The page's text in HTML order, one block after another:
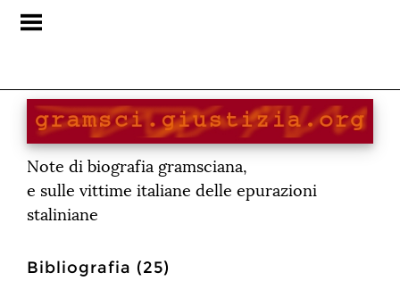
Note di biografia gramsciana,
e sulle vittime italiane delle epurazioni
staliniane
Bibliografia (25)